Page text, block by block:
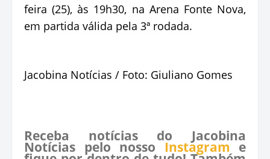
feira (25), às 19h30, na Arena Fonte Nova,
em partida válida pela 3ª rodada.
Jacobina Notícias / Foto: Giuliano Gomes
Receba notícias do Jacobina
Notícias pelo nosso Instagram e